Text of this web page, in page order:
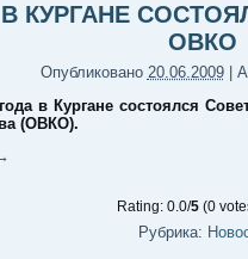
КУРГАНЕ
ОВКО
Опубликовано 20.06.2009|
в Кургане состоялся
(ОВКО).
Rating: 0.0/5 (0
Рубрика: